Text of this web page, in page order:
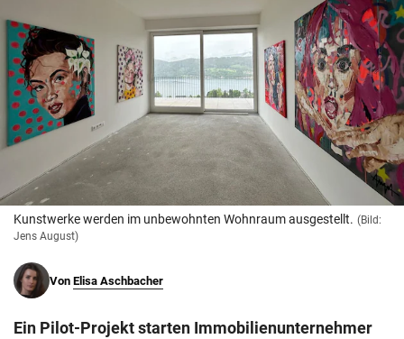
search
Suchbegriff
eingeben
© Krone Multimedia GmbH & Co KG 2026
Muthgasse 2, 1190 Wien
Kunstwerke werden im unbewohnten Wohnraum ausgestellt. (Bild:
Jens August)
Von Elisa Aschbacher
Ein Pilot-Projekt starten Immobilienunternehmer